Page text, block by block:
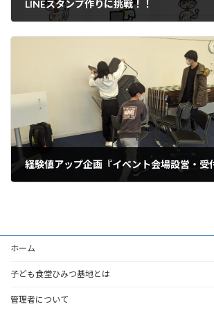
LINEスタンプ作りに挑戦！！
経験値アップ企画『イベント会場設営・受
ホーム
子ども食堂ひみつ基地とは
管理者について